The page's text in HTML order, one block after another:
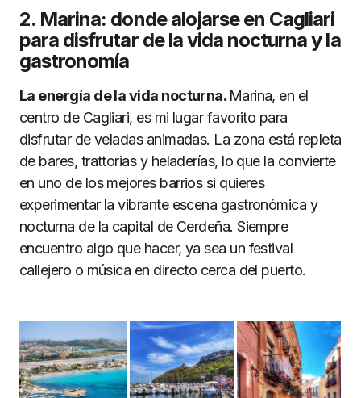
2. Marina: donde alojarse en Cagliari
para disfrutar de la vida nocturna y la
gastronomía
La energía de la vida nocturna. Marina, en el
centro de Cagliari, es mi lugar favorito para
disfrutar de veladas animadas. La zona está repleta
de bares, trattorias y heladerías, lo que la convierte
en uno de los mejores barrios si quieres
experimentar la vibrante escena gastronómica y
nocturna de la capital de Cerdeña. Siempre
encuentro algo que hacer, ya sea un festival
callejero o música en directo cerca del puerto.